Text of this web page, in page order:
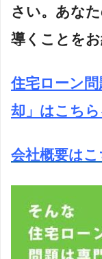
さい。あな
導くことをお
住宅ローン
却」はこち
会社概要は